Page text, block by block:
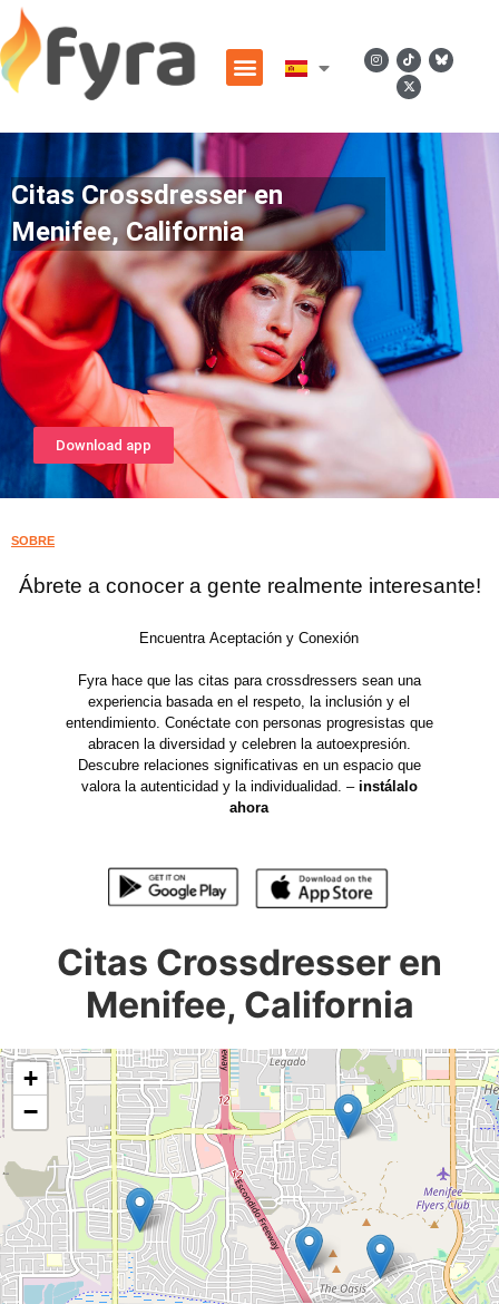
Citas Crossdresser en
Menifee, California
Download app
SOBRE
Ábrete a conocer a gente realmente interesante!
Encuentra Aceptación y Conexión
Fyra hace que las citas para crossdressers sean una
experiencia basada en el respeto, la inclusión y el
entendimiento. Conéctate con personas progresistas que
abracen la diversidad y celebren la autoexpresión.
Descubre relaciones significativas en un espacio que
valora la autenticidad y la individualidad. – instálalo
ahora
Citas Crossdresser en
Menifee, California
+
−